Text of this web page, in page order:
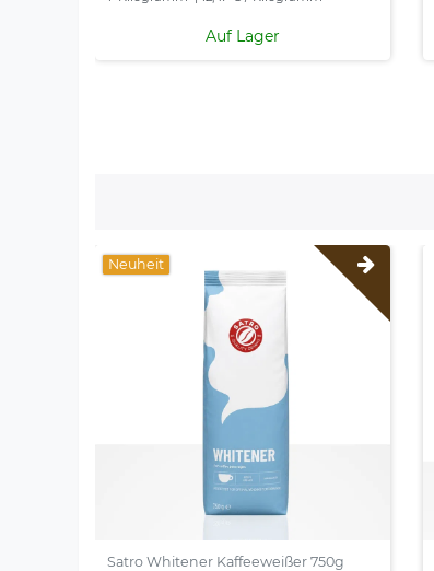
Auf Lager
Neuheit
Satro Whitener Kaffeeweißer 750g